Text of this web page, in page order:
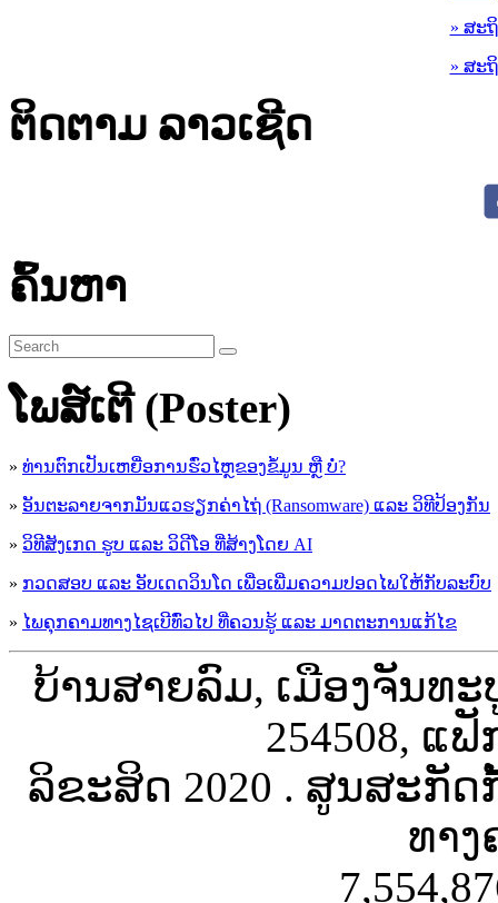
» ສະ
» ສະ
ຕິດຕາມ ລາວເຊີດ
ຄົ້ນຫາ
ໂພສ໌ເຕີ (Poster)
» ທ່ານຕົກເປັນເຫຍື່ອການຮົ່ວໄຫຼຂອງຂໍ້ມູນ ຫຼື ບໍ່?
» ອັນຕະລາຍຈາກມັນແວຮຽກຄ່າໄຖ່ (Ransomware) ແລະ ວິທີປ້ອງກັນ
» ວິທີສັງເກດ ຮູບ ແລະ ວິດີໂອ ທີ່ສ້າງໂດຍ AI
» ກວດສອບ ແລະ ອັບເດດວິນໂດ ເພື່ອເພີ່ມຄວາມປອດໄພໃຫ້ກັບລະບົບ
» ໄພຄຸກຄາມທາງໄຊເບີທົ່ວໄປ ທີ່ຄວນຮູ້ ແລະ ມາດຕະການແກ້ໄຂ
ບ້ານສາຍລົມ, ເມືອງຈັນທະ
254508, ແຟັ
ລິຂະສິດ 2020 . ສູນສະກັ
ທາງ